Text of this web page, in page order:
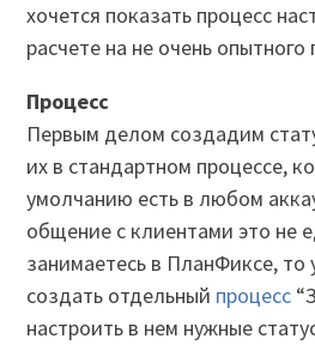
хочется показать процесс
расчете на не очень опытного
Процесс
Первым делом создадим
их в стандартном процессе,
умолчанию есть в любом
общение с клиентами это не
занимаетесь в ПланФиксе, то
создать отдельный процесс
настроить в нем нужные